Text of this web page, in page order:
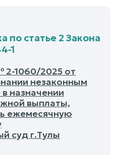
по статье 2 Закона
1
1060/2025 от
незаконным
назначении
выплаты,
ежемесячную
суд г.Тулы